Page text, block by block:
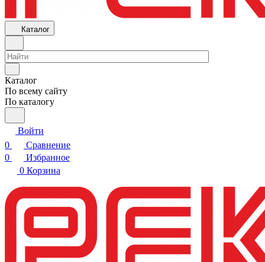
Каталог
Каталог
По всему сайту
По каталогу
Войти
0
Сравнение
0
Избранное
0 Корзина